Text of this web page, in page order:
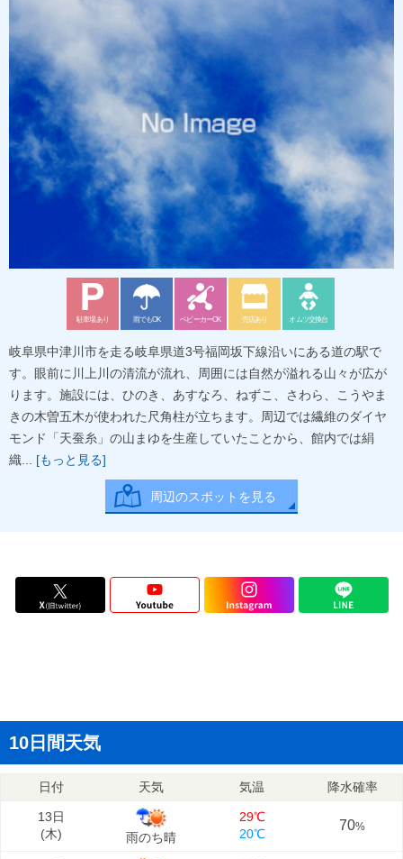
駐車場あり 雨でもOK ベビーカーOK 売店あり オムツ交換台
岐阜県中津川市を走る岐阜県道3号福岡坂下線沿いにある道の駅で
す。眼前に川上川の清流が流れ、周囲には自然が溢れる山々が広が
ります。施設には、ひのき、あすなろ、ねずこ、さわら、こうやま
きの木曽五木が使われた尺角柱が立ちます。周辺では繊維のダイヤ
モンド「天蚕糸」の山まゆを生産していたことから、館内では絹
織... [もっと見る]
周辺のスポットを見る
10日間天気
日付 天気 気温 降水確率
13日
(木) 雨のち晴
29℃
20℃
70%